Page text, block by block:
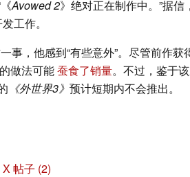
Avowed 2》绝对正在制作中。”据信，
工作。
事，他感到“有些意外”。尽管前作获
做法可能蚕食了销量。不过，鉴于
《外世界3》 预计短期内不会推出。
帖子 (2)